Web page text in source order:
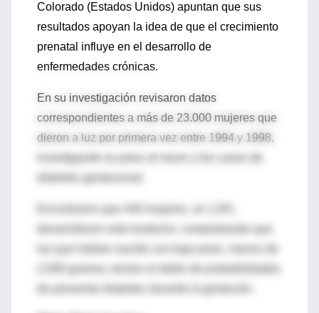
Colorado (Estados Unidos) apuntan que sus
resultados apoyan la idea de que el crecimiento
prenatal influye en el desarrollo de
enfermedades crónicas.
En su investigación revisaron datos
correspondientes a más de 23.000 mujeres que
dieron a luz por primera vez entre 1994 y 1998,
investigando su peso al nacer y los casos de
diabetes gestacional.
de presentar diabetes durante la gestación.